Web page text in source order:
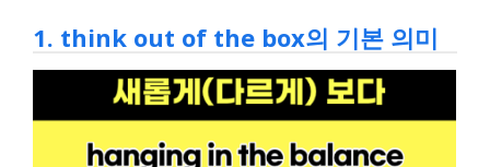
1. think out of the box의 기본 의미